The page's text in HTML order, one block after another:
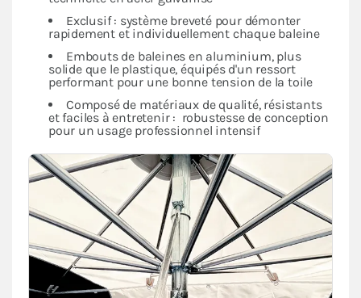
Exclusif : système breveté pour démonter
rapidement et individuellement chaque baleine
Embouts de baleines en aluminium, plus
solide que le plastique, équipés d'un ressort
performant pour une bonne tension de la toile
Composé de matériaux de qualité, résistants
et faciles à entretenir : robustesse de conception
pour un usage professionnel intensif